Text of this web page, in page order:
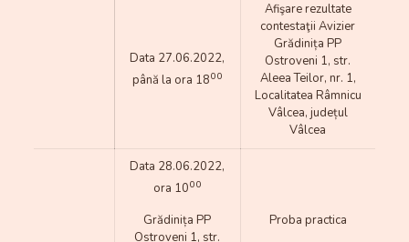
Data 27.06.2022,
până la ora 1800
Afişare rezultate
contestaţii Avizier
Grădinița PP
Ostroveni 1, str.
Aleea Teilor, nr. 1,
Localitatea Râmnicu
Vâlcea, județul
Vâlcea
Data 28.06.2022,
ora 1000
Grădinița PP
Ostroveni 1, str.
Proba practica